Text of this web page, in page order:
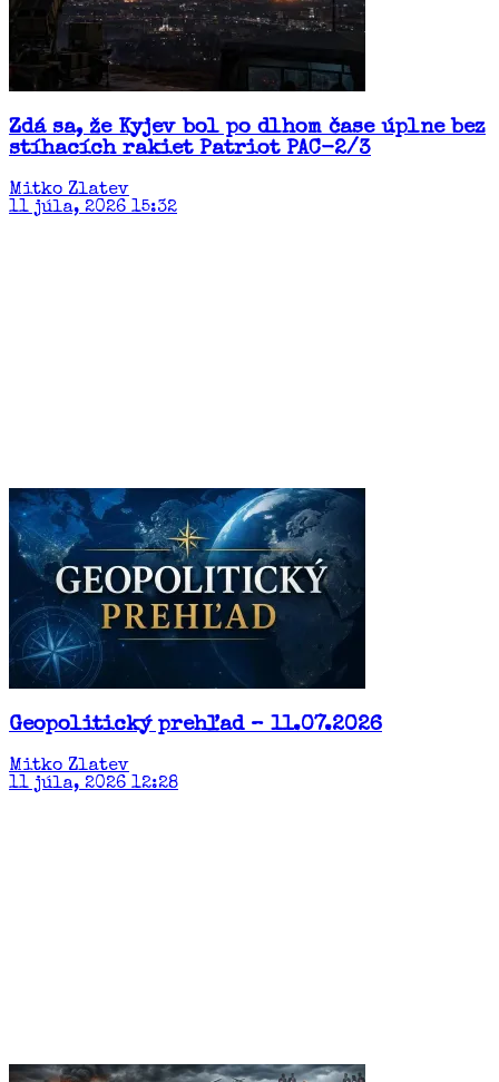
Zdá sa, že Kyjev bol po dlhom čase úplne bez
stíhacích rakiet Patriot PAC-2/3
Mitko Zlatev
11 júla, 2026 15:32
Geopolitický prehľad – 11.07.2026
Mitko Zlatev
11 júla, 2026 12:28